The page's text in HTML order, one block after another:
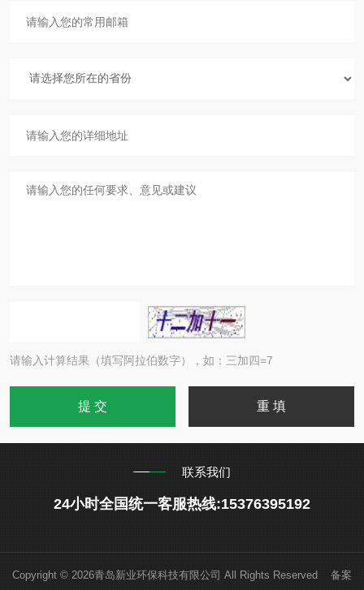
请输入计算结果（填写阿拉伯数字），如：三加四=7
联系我们
24小时全国统一客服热线:15376395192
Copyright © 2026青岛新业环保科技有限公司 All Rights Reserved 备案